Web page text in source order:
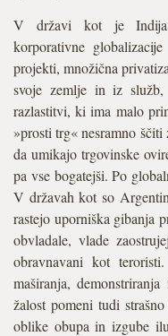
V državi kot je Indija
korporativne
projekti, množična
svoje zemlje in iz
razlastitvi, ki ima malo
»prosti trg« nesramno
da umikajo trgovinske
pa vse bogatejši. Po
V državah kot so
rastejo uporniška gibanja
obvladale, vlade
obravnavani kot
maširanja,
žalost pomeni tudi
oblike obupa in izgube